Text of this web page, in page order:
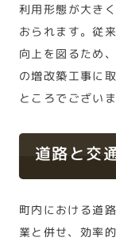
利用形態が大き
おられます。従
向上を図るため
の増改築工事に
ところでございま
道路と交
町内における道
業と併せ、効率